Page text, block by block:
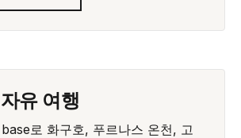
유 여행
로 화구호, 푸르나스 온천, 고